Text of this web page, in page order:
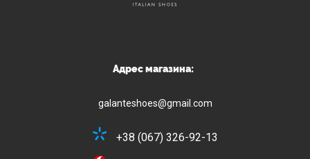
Адрес магазина:
galanteshoes@gmail.com
+38 (067) 326-92-13